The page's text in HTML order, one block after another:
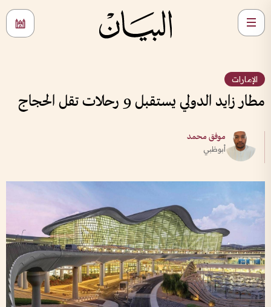
الإمارات
مطار زايد الدولي يستقبل 9 رحلات تقل الحجاج
موفق محمد
أبوظبي